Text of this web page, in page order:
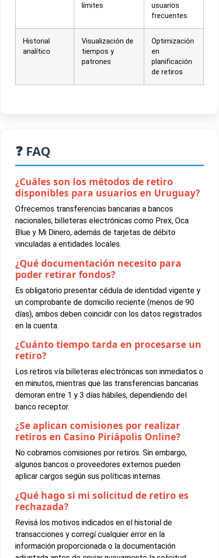
límites
usuarios
frecuentes
Historial
analítico
Visualización de
tiempos y
patrones
Optimización
en
planificación
de retiros
❓ FAQ
¿Cuáles son los métodos de retiro
disponibles para usuarios en Uruguay?
Ofrecemos transferencias bancarias a bancos
nacionales, billeteras electrónicas como Prex, Oca
Blue y Mi Dinero, además de tarjetas de débito
vinculadas a entidades locales.
¿Qué documentación necesito para
poder retirar fondos?
Es obligatorio presentar cédula de identidad vigente y
un comprobante de domicilio reciente (menos de 90
días), ambos deben coincidir con los datos registrados
en la cuenta.
¿Cuánto tiempo tarda en procesarse un
retiro?
Los retiros vía billeteras electrónicas son inmediatos o
en minutos, mientras que las transferencias bancarias
demoran entre 1 y 3 días hábiles, dependiendo del
banco receptor.
¿Se aplican comisiones por realizar
retiros en Casino Piriápolis Online?
No cobramos comisiones por retiros. Sin embargo,
algunos bancos o proveedores externos pueden
aplicar cargos según sus políticas internas.
¿Qué hago si mi solicitud de retiro es
rechazada?
Revisá los motivos indicados en el historial de
transacciones y corregí cualquier error en la
información proporcionada o la documentación